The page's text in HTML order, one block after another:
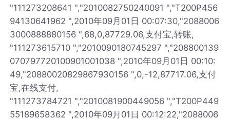
"111273208641 ","2010082750240091 ","T200P456
94130641962 ",2010年09月01日 00:07:30,"2088006
3000888880156 ",68,0,87729.06,支付宝,转账,
"111273615710 ","2010090180745297 ","208800139
070797720100901001038 ",2010年09月01日 00:10:
49,"20880020829867930156 ",0,-12,87717.06,支付
宝,在线支付,
"111273784721 ","2010081900449056 ","T200P449
55189658362 ",2010年09月01日 00:12:22,"2088006